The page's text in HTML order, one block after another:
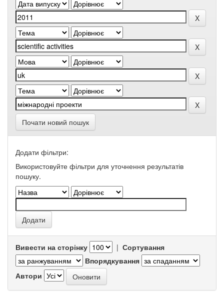
Почати новий пошук
Додати фільтри:
Використовуйте фільтри для уточнення результатів
пошуку.
Вивести на сторінку | Сортування
Впорядкування
Автори